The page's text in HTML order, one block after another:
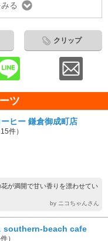
る
クリップ
ツ
ヒー 鎌倉御成町店
件）
が満開で甘い香りを漂わせてい
by ニコちゃんさん
southern-beach cafe
）